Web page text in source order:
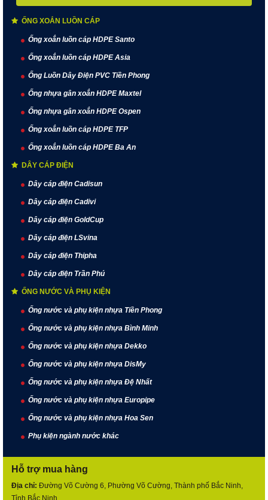
ỐNG XOẮN LUỒN CÁP
Ống xoắn luồn cáp HDPE Santo
Ống xoắn luồn cáp HDPE Asia
Ống Luồn Dây Điện PVC Tiền Phong
Ống nhựa gân xoắn HDPE Maxtel
Ống nhựa gân xoắn HDPE Ospen
Ống xoắn luồn cáp HDPE TFP
Ống xoắn luồn cáp HDPE Ba An
DÂY CÁP ĐIỆN
Dây cáp điện Cadisun
Dây cáp điện Cadivi
Dây cáp điện GoldCup
Dây cáp điện LSvina
Dây cáp điện Thipha
Dây cáp điện Trần Phú
ỐNG NƯỚC VÀ PHỤ KIỆN
Ống nước và phụ kiện nhựa Tiền Phong
Ống nước và phụ kiện nhựa Bình Minh
Ống nước và phụ kiện nhựa Dekko
Ống nước và phụ kiện nhựa DisMy
Ống nước và phụ kiện nhựa Đệ Nhất
Ống nước và phụ kiện nhựa Europipe
Ống nước và phụ kiện nhựa Hoa Sen
Phụ kiện ngành nước khác
Hỗ trợ mua hàng
Địa chỉ: Đường Võ Cường 6, Phường Võ Cường, Thành phố Bắc Ninh,
Tỉnh Bắc Ninh